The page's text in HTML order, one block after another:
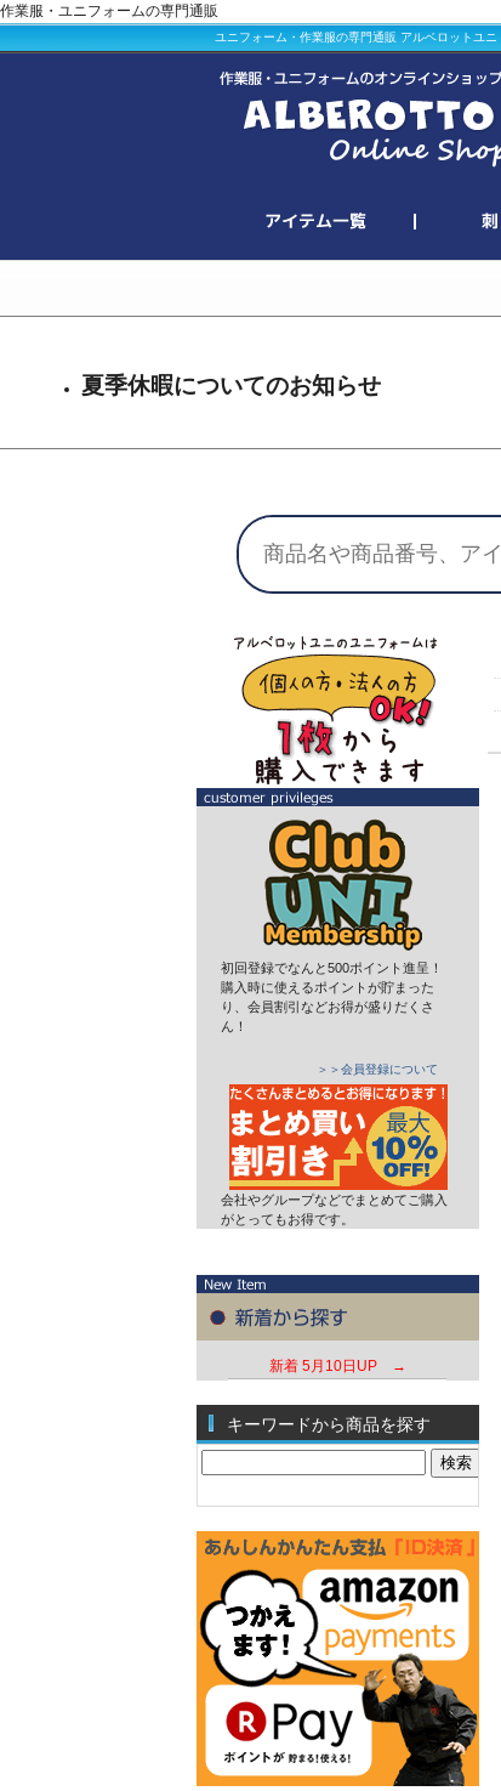
作業服・ユニフォームの専門通販
ユニフォーム・作業服の専門通販 アルベロットユニ
夏季休暇についてのお知らせ
初回登録でなんと500ポイント進呈！
購入時に使えるポイントが貯まった
り、会員割引などお得が盛りだくさ
ん！
＞＞会員登録について
会社やグループなどでまとめてご購入
がとってもお得です。
新着 5月10日UP →
キーワードから商品を探す